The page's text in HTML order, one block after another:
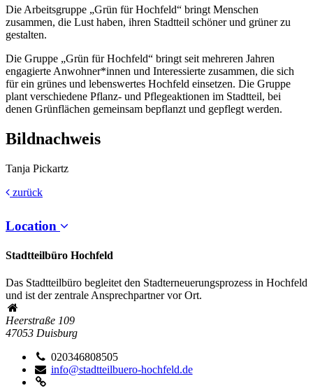
Die Arbeitsgruppe „Grün für Hochfeld“ bringt Menschen
zusammen, die Lust haben, ihren Stadtteil schöner und grüner zu
gestalten.
Die Gruppe „Grün für Hochfeld“ bringt seit mehreren Jahren
engagierte Anwohner*innen und Interessierte zusammen, die sich
für ein grünes und lebenswertes Hochfeld einsetzen. Die Gruppe
plant verschiedene Pflanz- und Pflegeaktionen im Stadtteil, bei
denen Grünflächen gemeinsam bepflanzt und gepflegt werden.
Bildnachweis
Tanja Pickartz
zurück
Location
Stadtteilbüro Hochfeld
Das Stadtteilbüro begleitet den Stadterneuerungsprozess in Hochfeld
und ist der zentrale Ansprechpartner vor Ort.
Heerstraße 109
47053 Duisburg
020346808505
info@stadtteilbuero-hochfeld.de